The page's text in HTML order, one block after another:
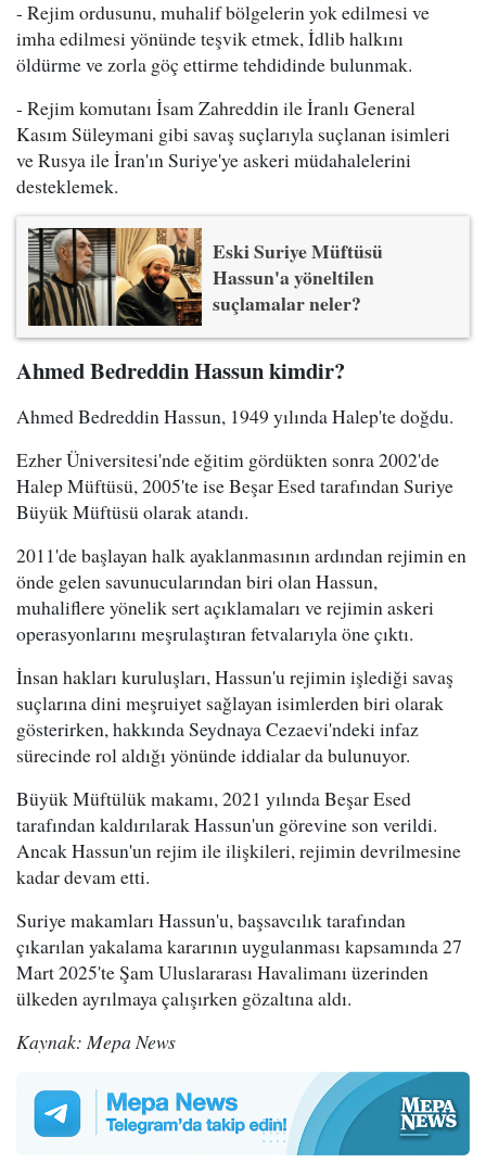
- Rejim ordusunu, muhalif bölgelerin yok edilmesi ve
imha edilmesi yönünde teşvik etmek, İdlib halkını
öldürme ve zorla göç ettirme tehdidinde bulunmak.
- Rejim komutanı İsam Zahreddin ile İranlı General
Kasım Süleymani gibi savaş suçlarıyla suçlanan isimleri
ve Rusya ile İran'ın Suriye'ye askeri müdahalelerini
desteklemek.
Eski Suriye Müftüsü
Hassun'a yöneltilen
suçlamalar neler?
Ahmed Bedreddin Hassun kimdir?
Ahmed Bedreddin Hassun, 1949 yılında Halep'te doğdu.
Ezher Üniversitesi'nde eğitim gördükten sonra 2002'de
Halep Müftüsü, 2005'te ise Beşar Esed tarafından Suriye
Büyük Müftüsü olarak atandı.
2011'de başlayan halk ayaklanmasının ardından rejimin en
önde gelen savunucularından biri olan Hassun,
muhaliflere yönelik sert açıklamaları ve rejimin askeri
operasyonlarını meşrulaştıran fetvalarıyla öne çıktı.
İnsan hakları kuruluşları, Hassun'u rejimin işlediği savaş
suçlarına dini meşruiyet sağlayan isimlerden biri olarak
gösterirken, hakkında Seydnaya Cezaevi'ndeki infaz
sürecinde rol aldığı yönünde iddialar da bulunuyor.
Büyük Müftülük makamı, 2021 yılında Beşar Esed
tarafından kaldırılarak Hassun'un görevine son verildi.
Ancak Hassun'un rejim ile ilişkileri, rejimin devrilmesine
kadar devam etti.
Suriye makamları Hassun'u, başsavcılık tarafından
çıkarılan yakalama kararının uygulanması kapsamında 27
Mart 2025'te Şam Uluslararası Havalimanı üzerinden
ülkeden ayrılmaya çalışırken gözaltına aldı.
Kaynak: Mepa News